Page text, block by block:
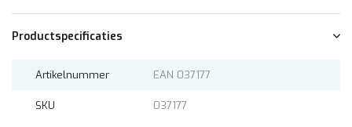
Productspecificaties
Artikelnummer EAN 037177
SKU 037177